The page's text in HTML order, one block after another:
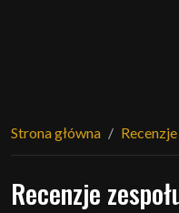
Strona główna Recenzje
Recenzje